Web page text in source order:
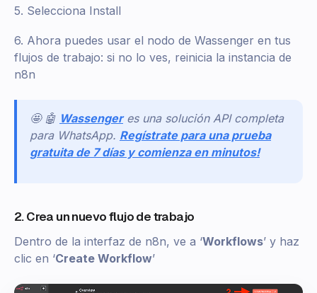
5. Selecciona Install
6. Ahora puedes usar el nodo de Wassenger en tus
flujos de trabajo: si no lo ves, reinicia la instancia de
n8n
🤩 🤖 Wassenger es una solución API completa
para WhatsApp. Regístrate para una prueba
gratuita de 7 días y comienza en minutos!
2. Crea un nuevo flujo de trabajo
Dentro de la interfaz de n8n, ve a ‘Workflows’ y haz
clic en ‘Create Workflow’